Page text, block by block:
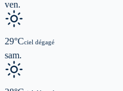
ven.
29°Cciel dégagé
sam.